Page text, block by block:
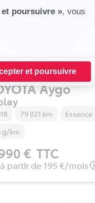
poursuivre », vous
Options
et poursuivre
Aygo
79 021 km
Essence
g/km
€ TTC
partir de 195 €/mois